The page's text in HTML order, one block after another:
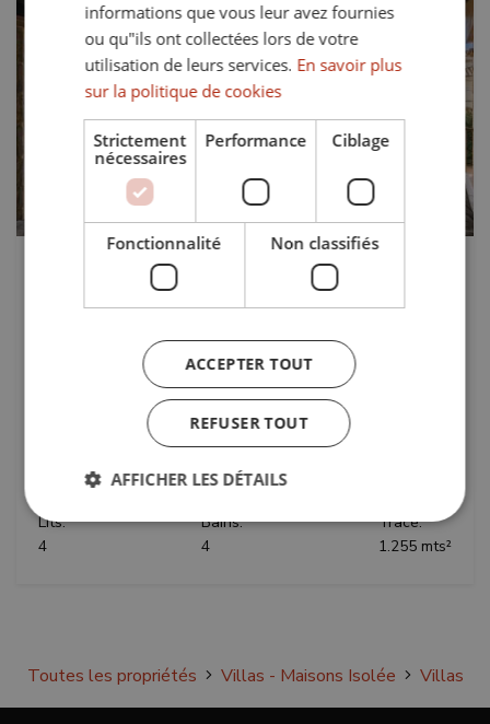
Précédent Suivant
1.650.000 €
Villa exclusive avec vues panoramiques
sur la mer à Alcaidesa, Costa del Sol
Cette maison impressionnante s’élève de façon
majestueuse, mettant en valeur ses magnifiques détails en
pierre, sur ce point élevé avec vue sur Alcaidesa. Elle offre
ainsi des vues panoramiques ininterrompues sur la mer. La
villa dispose...
Lits:
4
Bains:
4
Tracé:
1.255 mts²
Toutes les propriétés Villas - Maisons Isolée Villas
informations que vous leur avez fournies
ou qu"ils ont collectées lors de votre
utilisation de leurs services. En savoir plus
sur la politique de cookies
Strictement
nécessaires
Performance Ciblage
Fonctionnalité Non classifiés
ACCEPTER TOUT
REFUSER TOUT
AFFICHER LES DÉTAILS
connexion des utilisateurs et la gestion des
comptes. Le site Web ne peut pas être utilisé
correctement sans les cookies strictement